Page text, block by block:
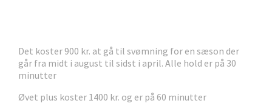
Det koster 900 kr. at gå til svømning for en sæson der
går fra midt i august til sidst i april. Alle hold er på 30
minutter
Øvet plus koster 1400 kr. og er på 60 minutter